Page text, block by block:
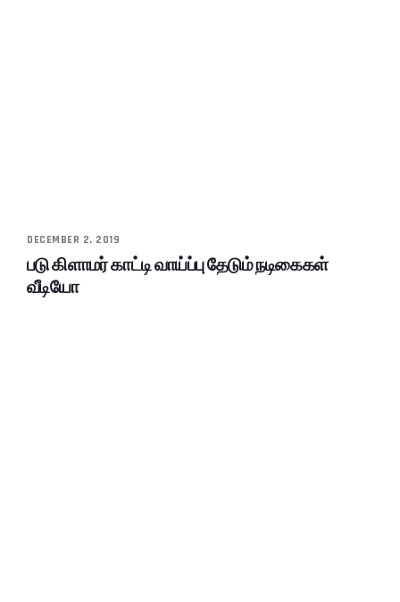
DECEMBER 2, 2019
படு கிளாமர் காட்டி வாய்ப்பு தேடும் நடிகைகள்
வீடியோ